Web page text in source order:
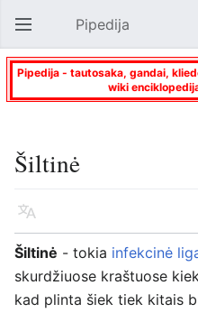
Atverti pagrindinį meniu Pipedija
Pipedija - tautosaka, gandai,
wiki
Šiltinė
Kalba
Šiltinė - tokia infekcinė
skurdžiuose kraštuose
kad plinta šiek tiek kitais